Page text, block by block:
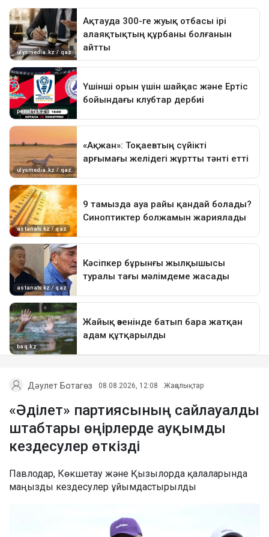
Дәулет Ботагөз 08.08.2026, 12:08 Жаңалықтар
«Әділет» партиясының сайлауалды
штабтары өңірлерде ауқымды
кездесулер өткізді
Павлодар, Көкшетау және Қызылорда қалаларында
маңызды кездесулер ұйымдастырылды